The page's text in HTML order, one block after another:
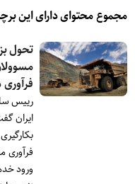
مجموع محتوای دارای این
تحول
رییس
ایران
فرآوری
ورود